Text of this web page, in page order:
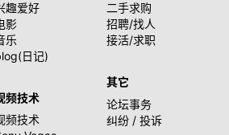
趣爱好
影
乐
日记)
频技术
频技术
二手求购
招聘/找人
接活/求职
其它
论坛事务
纠纷 / 投诉